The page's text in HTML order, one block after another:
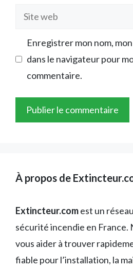
Site
Enregistrer mon nom,
dans le navigateur pour
commentaire.
À propos de
Extincteur.comest un
sécurité incendie en France.
vous aider à trouver
fiable pour l’installation, la